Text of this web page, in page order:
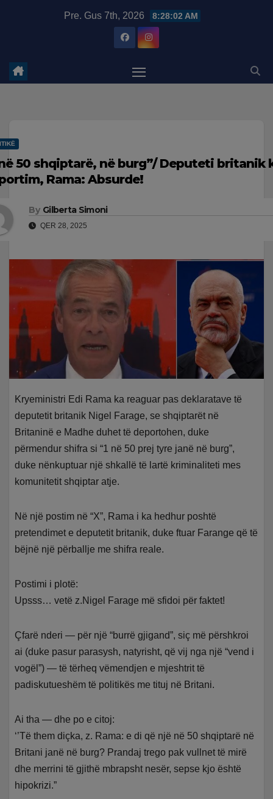
Pre. Gus 7th, 2026 8:28:03 AM
50 shqiptarë, në burg”/ Deputeti britanik
Rama: Absurde!
By Gilberta Simoni
QER 28, 2025
Kryeministri Edi Rama ka reaguar pas deklaratave të
deputetit britanik Nigel Farage, se shqiptarët në
Britaninë e Madhe duhet të deportohen, duke
përmendur shifra si “1 në 50 prej tyre janë në burg”,
duke nënkuptuar një shkallë të lartë kriminaliteti mes
komunitetit shqiptar atje.
Në një postim në “X”, Rama i ka hedhur poshtë
pretendimet e deputetit britanik, duke ftuar Farange që të
bëjnë një përballje me shifra reale.
Postimi i plotë:
Upsss… vetë z.Nigel Farage më sfidoi për faktet!
Çfarë nderi — për një “burrë gjigand”, siç më përshkroi
ai (duke pasur parasysh, natyrisht, që vij nga një “vend i
vogël”) — të tërheq vëmendjen e mjeshtrit të
padiskutueshëm të politikës me tituj në Britani.
Ai tha — dhe po e citoj:
‘’Të them diçka, z. Rama: e di që një në 50 shqiptarë në
Britani janë në burg? Prandaj trego pak vullnet të mirë
dhe merrini të gjithë mbrapsht nesër, sepse kjo është
hipokrizi.”